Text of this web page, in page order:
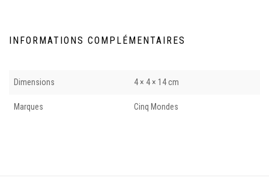
INFORMATIONS COMPLÉMENTAIRES
Dimensions 4 × 4 × 14 cm
Marques Cinq Mondes